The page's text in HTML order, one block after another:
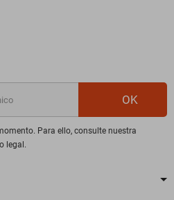
OK
Para ello, consulte nuestra
legal.